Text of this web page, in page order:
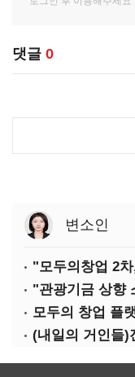
댓글 0
변소인
"모두의창업 2